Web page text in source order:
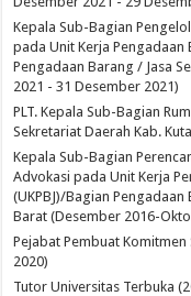
Kepala Sub-Bagian
pada Unit Kerja Pengadaan
Pengadaan Barang / Jasa
2021 - 31 Desember 2021)
PLT. Kepala Sub-Bagian
Sekretariat Daerah Kab.
Kepala Sub-Bagian
Advokasi pada Unit Kerja
(UKPBJ)/Bagian
Barat (Desember 2016-
Pejabat Pembuat
2020)
Tutor Universitas Terbuka